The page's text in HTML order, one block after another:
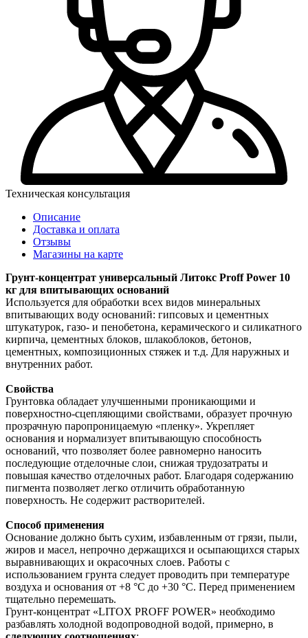
Техническая консультация
Описание
Доставка и оплата
Отзывы
Магазины на карте
Грунт-концентрат универсальный Литокс Proff Power 10
кг для впитывающих оснований
Используется для обработки всех видов минеральных
впитывающих воду оснований: гипсовых и цементных
штукатурок, газо- и пенобетона, керамического и силикатного
кирпича, цементных блоков, шлакоблоков, бетонов,
цементных, композиционных стяжек и т.д. Для наружных и
внутренних работ.
Свойства
Грунтовка обладает улучшенными проникающими и
поверхностно-сцепляющими свойствами, образует прочную
прозрачную паропроницаемую «пленку». Укрепляет
основания и нормализует впитывающую способность
оснований, что позволяет более равномерно наносить
последующие отделочные слои, снижая трудозатраты и
повышая качество отделочных работ. Благодаря содержанию
пигмента позволяет легко отличить обработанную
поверхность. Не содержит растворителей.
Способ применения
Основание должно быть сухим, избавленным от грязи, пыли,
жиров и масел, непрочно держащихся и осыпающихся старых
выравнивающих и окрасочных слоев. Работы с
использованием грунта следует проводить при температуре
воздуха и основания от +8 °C до +30 °С. Перед применением
тщательно перемешать.
Грунт-концентрат «LITOX PROFF POWER» необходимо
разбавлять холодной водопроводной водой, примерно, в